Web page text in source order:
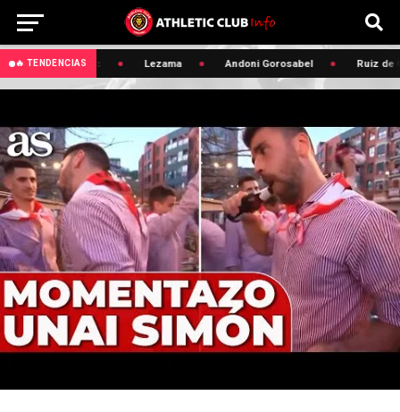
🔥 TENDENCIAS
🔥 Edin Terzic Lezama Andoni Gorosabel Ruiz de